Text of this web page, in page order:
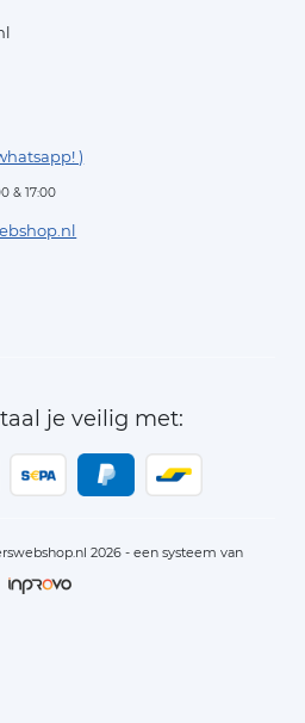
)
& 17:00
je veilig met:
2026 - een systeem van